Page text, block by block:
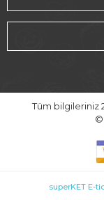
Tüm bilgileriniz
©
superKET E-